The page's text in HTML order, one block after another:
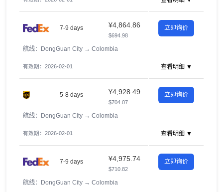
7-9 days ¥4,864.86
$694.98
立即询价
航线：DongGuan City → Colombia
有效期：2026-02-01 查看明细 ▼
5-8 days ¥4,928.49
$704.07
立即询价
航线：DongGuan City → Colombia
有效期：2026-02-01 查看明细 ▼
7-9 days ¥4,975.74
$710.82
立即询价
航线：DongGuan City → Colombia